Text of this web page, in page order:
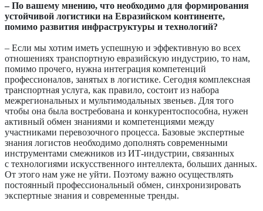
– По вашему мнению, что необходимо для формирования
устойчивой логистики на Евразийском континенте,
помимо развития инфраструктуры и технологий?
– Если мы хотим иметь успешную и эффективную во всех
отношениях транспортную евразийскую индустрию, то нам,
помимо прочего, нужна интеграция компетенций
профессионалов, занятых в логистике. Сегодня комплексная
транспортная услуга, как правило, состоит из набора
межрегиональных и мультимодальных звеньев. Для того
чтобы она была востребована и конкурентоспособна, нужен
активный обмен знаниями и компетенциями между
участниками перевозочного процесса. Базовые экспертные
знания логистов необходимо дополнять современными
инструментами смежников из ИТ-индустрии, связанных
с технологиями искусственного интеллекта, больших данных.
От этого нам уже не уйти. Поэтому важно осуществлять
постоянный профессиональный обмен, синхронизировать
экспертные знания и современные тренды.